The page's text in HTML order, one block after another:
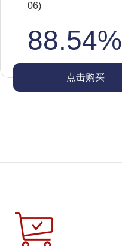
06)
88.54%
点击购买